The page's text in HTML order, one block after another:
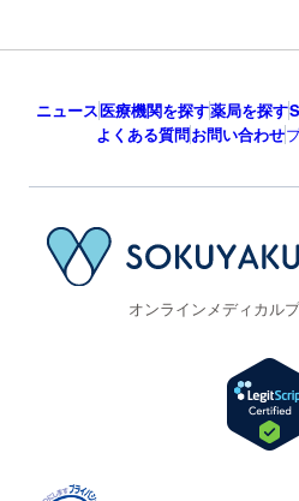
ニュース医療機関を探す薬局を探す
よくある質問お問い合わせ
オンラインメディカル